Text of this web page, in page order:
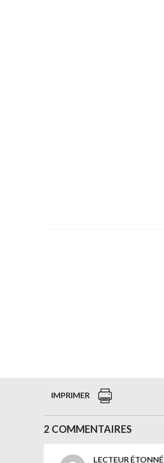
IMPRIMER
2 COMMENTAIRES
LECTEUR ÉTONNÉ